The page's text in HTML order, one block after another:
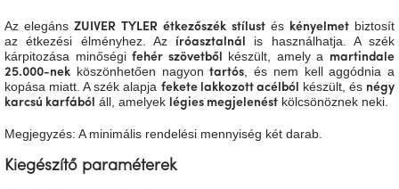
A
tűz
mellett
ülve
belső
tér
Az elegánsZUIVER TYLER étkezőszék stílustés kényelmetbiztosít
az étkezési élményhez. Az íróasztalnál
is használhatja. A szék
kárpitozása minőségifehér szövetből készült, amely a martindale
25.000-nek köszönhetően nagyontartós , és nem kell aggódnia a
kopása miatt. A szék alapja fekete lakkozott acélból készült, és négy
karcsú karfából áll, amelyek légies megjelenést kölcsönöznek neki.
Megjegyzés: A minimális rendelési mennyiség két darab.
Kiegészítő paraméterek